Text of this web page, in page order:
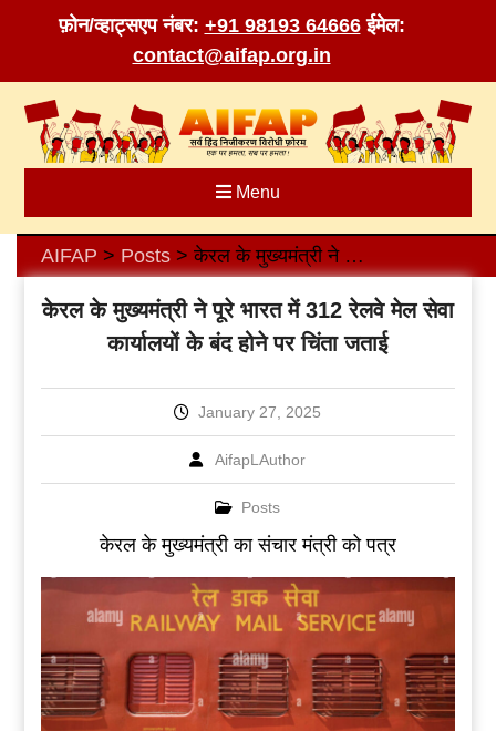
फ़ोन/व्हाट्सएप नंबर: +91 98193 64666 ईमेल:
contact@aifap.org.in
content
Menu
AIFAP > Posts> केरल के मुख्यमंत्री ने पूरे भारत में 312 रेलवे मेल सेवा कार्यालयों के बंद होने पर चिंता जताई
केरल के मुख्यमंत्री ने पूरे भारत में 312 रेलवे मेल सेवा
कार्यालयों के बंद होने पर चिंता जताई
January 27, 2025
AifapLAuthor
Posts
केरल के मुख्यमंत्री का संचार मंत्री को पत्र